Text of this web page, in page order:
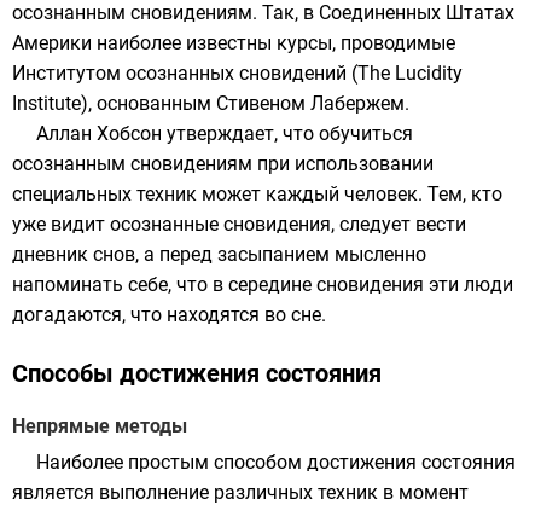
осознанным сновидениям. Так, в Соединенных Штатах
Америки наиболее известны курсы, проводимые
Институтом осознанных сновидений (The Lucidity
Institute), основанным Стивеном Лабержем.
Аллан Хобсон утверждает, что обучиться
осознанным сновидениям при использовании
специальных техник может каждый человек. Тем, кто
уже видит осознанные сновидения, следует вести
дневник снов, а перед засыпанием мысленно
напоминать себе, что в середине сновидения эти люди
догадаются, что находятся во сне.
Способы достижения состояния
Непрямые методы
Наиболее простым способом достижения состояния
является выполнение различных техник в момент